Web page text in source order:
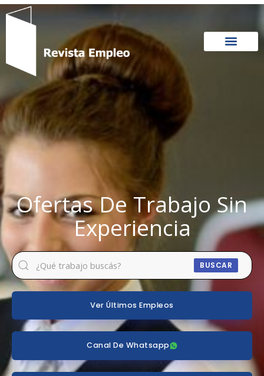
Ir
Ofertas De Trabajo Sin
Experiencia
BUSCAR
Ver Últimos Empleos
Canal De Whatsapp